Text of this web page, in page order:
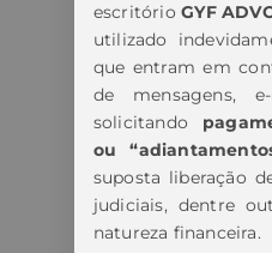
escritório GYF
utilizado
que entram em
de mensagens,
solicitando
ou
suposta liberação
judiciais, dentre
natureza financeira.